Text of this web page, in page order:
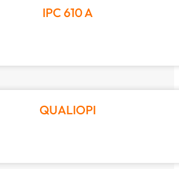
IPC 610 A
QUALIOPI